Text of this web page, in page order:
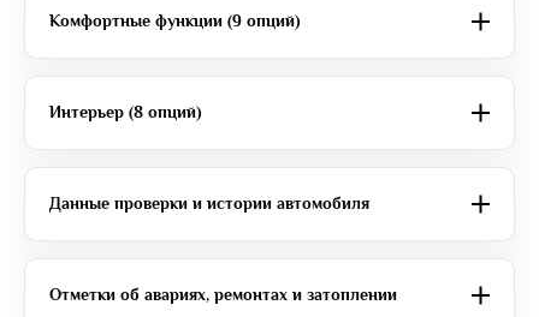
Комфортные функции (9 опций)
Интерьер (8 опций)
Данные проверки и истории автомобиля
Отметки об авариях, ремонтах и затоплении